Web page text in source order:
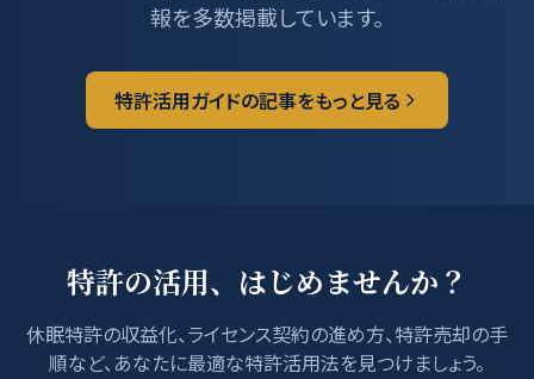
報を多数掲載しています。
特許活用ガイドの記事をもっと見る
特許の活用、はじめませんか？
休眠特許の収益化、ライセンス契約の進め方、特許売却の手
順など、あなたに最適な特許活用法を見つけましょう。